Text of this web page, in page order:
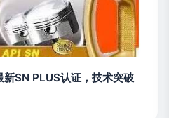
SN PLUS认证，技术突破